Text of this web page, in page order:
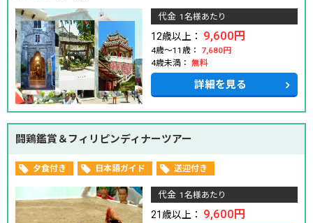
代金 1名様あたり
12歳以上： 9,600円
4歳～11歳：
7,680円
4歳未満： 無料
詳細を見る
闘鶏鑑賞＆フィリピンディナーツアー
夕食付き 日本語ガイド 送迎付き
代金 1名様あたり
21歳以上： 9,600円